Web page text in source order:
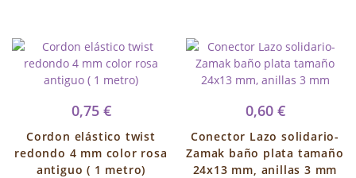
0,75 €
Cordon elástico twist
redondo 4 mm color rosa
antiguo ( 1 metro)
0,60 €
Conector Lazo solidario-
Zamak baño plata tamaño
24x13 mm, anillas 3 mm